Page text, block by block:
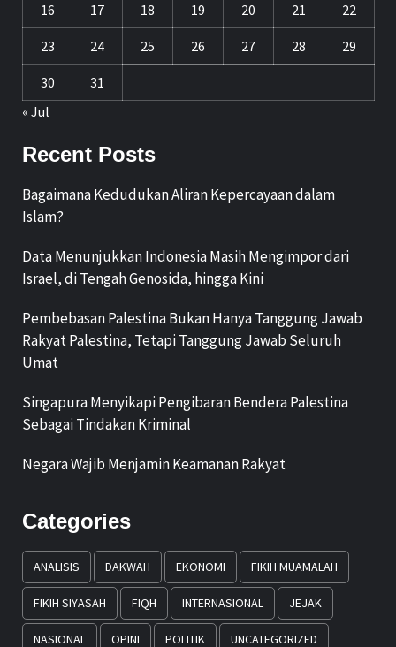
16 17 18 19 20 21 22
23 24 25 26 27 28 29
30
31
« Jul
Recent Posts
Bagaimana Kedudukan Aliran Kepercayaan dalam
Islam?
Data Menunjukkan Indonesia Masih Mengimpor dari
Israel, di Tengah Genosida, hingga Kini
Pembebasan Palestina Bukan Hanya Tanggung Jawab
Rakyat Palestina, Tetapi Tanggung Jawab Seluruh
Umat
Singapura Menyikapi Pengibaran Bendera Palestina
Sebagai Tindakan Kriminal
Negara Wajib Menjamin Keamanan Rakyat
Categories
ANALISIS DAKWAH EKONOMI FIKIH MUAMALAH
FIKIH SIYASAH FIQH INTERNASIONAL JEJAK
NASIONAL OPINI POLITIK UNCATEGORIZED